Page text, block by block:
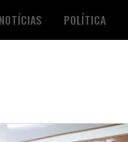
NOTÍCIAS POLÍTICA